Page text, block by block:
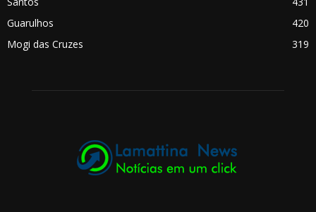
Guarulhos
420
Mogi das Cruzes
319